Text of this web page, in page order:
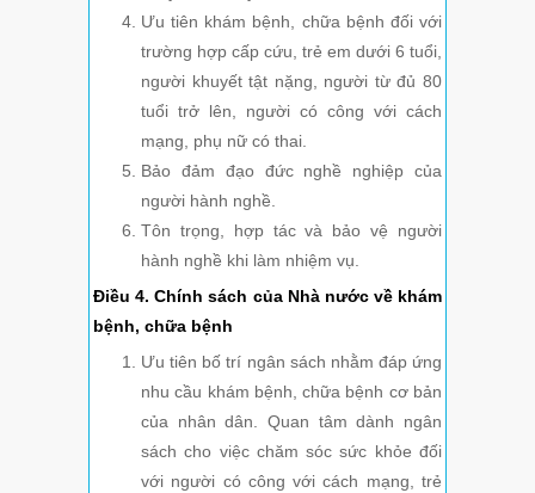
Ưu tiên khám bệnh, chữa bệnh đối với
trường hợp cấp cứu, trẻ em dưới 6 tuổi,
người khuyết tật nặng, người từ đủ 80
tuổi trở lên, người có công với cách
mạng, phụ nữ có thai.
Bảo đảm đạo đức nghề nghiệp của
người hành nghề.
Tôn trọng, hợp tác và bảo vệ người
hành nghề khi làm nhiệm vụ.
Điều 4. Chính sách của Nhà nước về khám
bệnh, chữa bệnh
Ưu tiên bố trí ngân sách nhằm đáp ứng
nhu cầu khám bệnh, chữa bệnh cơ bản
của nhân dân. Quan tâm dành ngân
sách cho việc chăm sóc sức khỏe đối
với người có công với cách mạng, trẻ